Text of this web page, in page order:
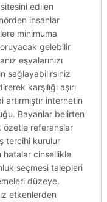
edilen
insanlar
minimuma
gelebilir
eşyalarınızı
sağlayabilirsiniz
karşılığı aşırı
internetin
Bayanlar belirten
özetle referanslar
tercihi kurulur
hatalar cinsellikle
seçmesi talepleri
düzeye.
etkenlerden